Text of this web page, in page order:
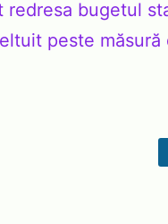
redresa bugetul
peste